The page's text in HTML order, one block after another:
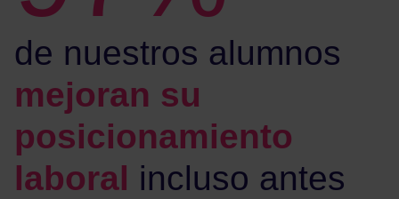
de nuestros alumnos
mejoran su
posicionamiento
laboral incluso antes